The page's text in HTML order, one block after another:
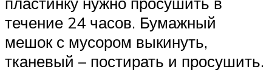
течение 24 часов. Бумажный
мешок с мусором выкинуть,
тканевый – постирать и просушить.